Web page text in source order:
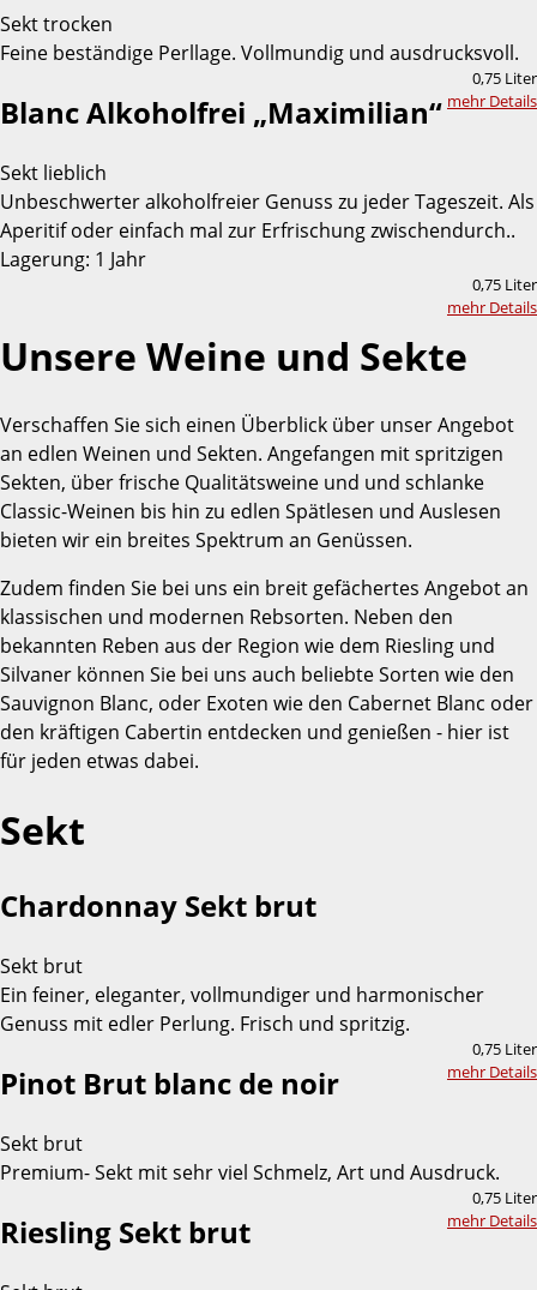
Sekt trocken
Feine beständige Perllage. Vollmundig und ausdrucksvoll.
0,75 Liter
mehr Details
Blanc Alkoholfrei „Maximilian“
Sekt lieblich
Unbeschwerter alkoholfreier Genuss zu jeder Tageszeit. Als
Aperitif oder einfach mal zur Erfrischung zwischendurch..
Lagerung: 1 Jahr
0,75 Liter
mehr Details
Unsere Weine und Sekte
Verschaffen Sie sich einen Überblick über unser Angebot
an edlen Weinen und Sekten. Angefangen mit spritzigen
Sekten, über frische Qualitätsweine und und schlanke
Classic-Weinen bis hin zu edlen Spätlesen und Auslesen
bieten wir ein breites Spektrum an Genüssen.
Zudem finden Sie bei uns ein breit gefächertes Angebot an
klassischen und modernen Rebsorten. Neben den
bekannten Reben aus der Region wie dem Riesling und
Silvaner können Sie bei uns auch beliebte Sorten wie den
Sauvignon Blanc, oder Exoten wie den Cabernet Blanc oder
den kräftigen Cabertin entdecken und genießen - hier ist
für jeden etwas dabei.
Sekt
Chardonnay Sekt brut
Sekt brut
Ein feiner, eleganter, vollmundiger und harmonischer
Genuss mit edler Perlung. Frisch und spritzig.
0,75 Liter
mehr Details
Pinot Brut blanc de noir
Sekt brut
Premium- Sekt mit sehr viel Schmelz, Art und Ausdruck.
0,75 Liter
mehr Details
Riesling Sekt brut